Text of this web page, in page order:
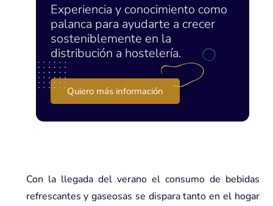
Experiencia y conocimiento como
palanca para ayudarte a crecer
sosteniblemente en la
distribución a hostelería.
Quiero más información
Con la llegada del verano el consumo de bebidas
refrescantes y gaseosas se dispara tanto en el hogar